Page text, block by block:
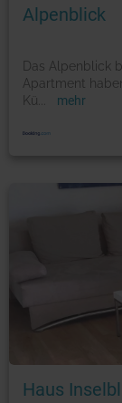
Alpenblick
Das Alpenblick
Apartment
Kü
mehr
Haus